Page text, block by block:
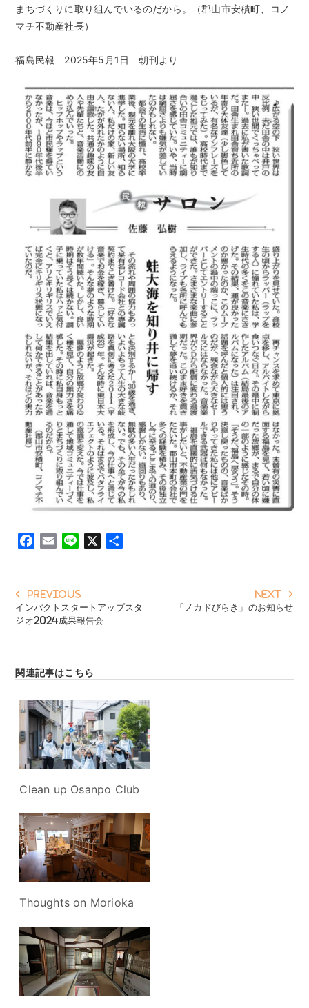
まちづくりに取り組んでいるのだから。（郡山市安積町、コノ
マチ不動産社長）
福島民報 2025年5月1日 朝刊より
e
b
o
i
l
e
投
稿
ナ
ビ
ョ
PreviousPrevious
post:
インパクトスタートアップスタ
ジオ2024成果報告会
Next
post:
「ノカドびらき」のお知らせ
関連記事はこちら
Clean up Osanpo Club
Thoughts on Morioka